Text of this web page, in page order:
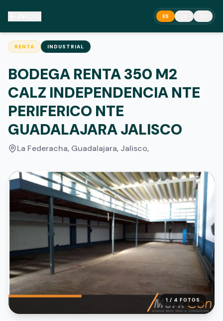
ES
RENTA INDUSTRIAL
BODEGA RENTA 350 M2
CALZ INDEPENDENCIA NTE
PERIFERICO NTE
GUADALAJARA JALISCO
La Federacha, Guadalajara, Jalisco,
1 / 4 FOTOS